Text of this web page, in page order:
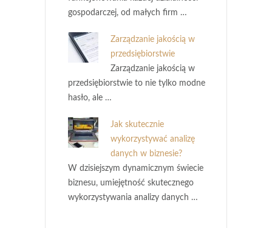
gospodarczej, od małych firm …
Zarządzanie jakością w
przedsiębiorstwie
Zarządzanie jakością w
przedsiębiorstwie to nie tylko modne
hasło, ale …
Jak skutecznie
wykorzystywać analizę
danych w biznesie?
W dzisiejszym dynamicznym świecie
biznesu, umiejętność skutecznego
wykorzystywania analizy danych …